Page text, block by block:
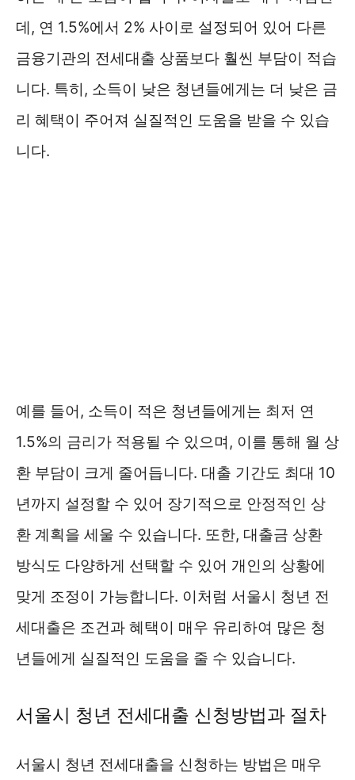
데, 연 1.5%에서 2% 사이로 설정되어 있어 다른
금융기관의 전세대출 상품보다 훨씬 부담이 적습
니다. 특히, 소득이 낮은 청년들에게는 더 낮은 금
리 혜택이 주어져 실질적인 도움을 받을 수 있습
니다.
예를 들어, 소득이 적은 청년들에게는 최저 연
1.5%의 금리가 적용될 수 있으며, 이를 통해 월 상
환 부담이 크게 줄어듭니다. 대출 기간도 최대 10
년까지 설정할 수 있어 장기적으로 안정적인 상
환 계획을 세울 수 있습니다. 또한, 대출금 상환
방식도 다양하게 선택할 수 있어 개인의 상황에
맞게 조정이 가능합니다. 이처럼 서울시 청년 전
세대출은 조건과 혜택이 매우 유리하여 많은 청
년들에게 실질적인 도움을 줄 수 있습니다.
서울시 청년 전세대출 신청방법과 절차
서울시 청년 전세대출을 신청하는 방법은 매우